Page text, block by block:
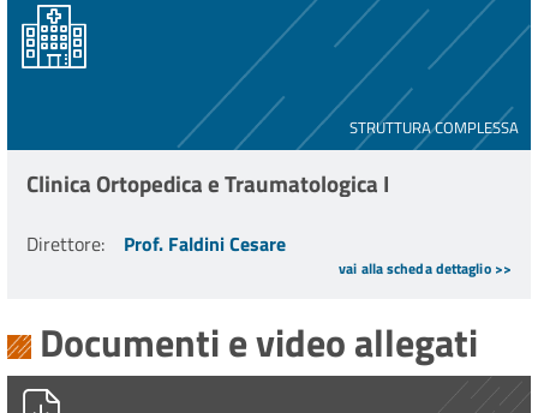
STRUTTURA COMPLESSA
Clinica Ortopedica e Traumatologica I
Direttore: Prof. Faldini Cesare
vai alla scheda dettaglio >>
Documenti e video allegati
PG0007230_2021_3D-MTU.pdf